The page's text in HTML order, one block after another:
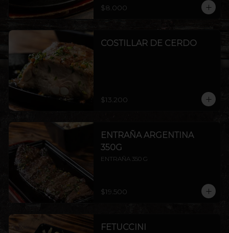
$8.000
COSTILLAR DE CERDO
$13.200
ENTRAÑA ARGENTINA
350G
ENTRAÑA 350 G
$19.500
FETUCCINI